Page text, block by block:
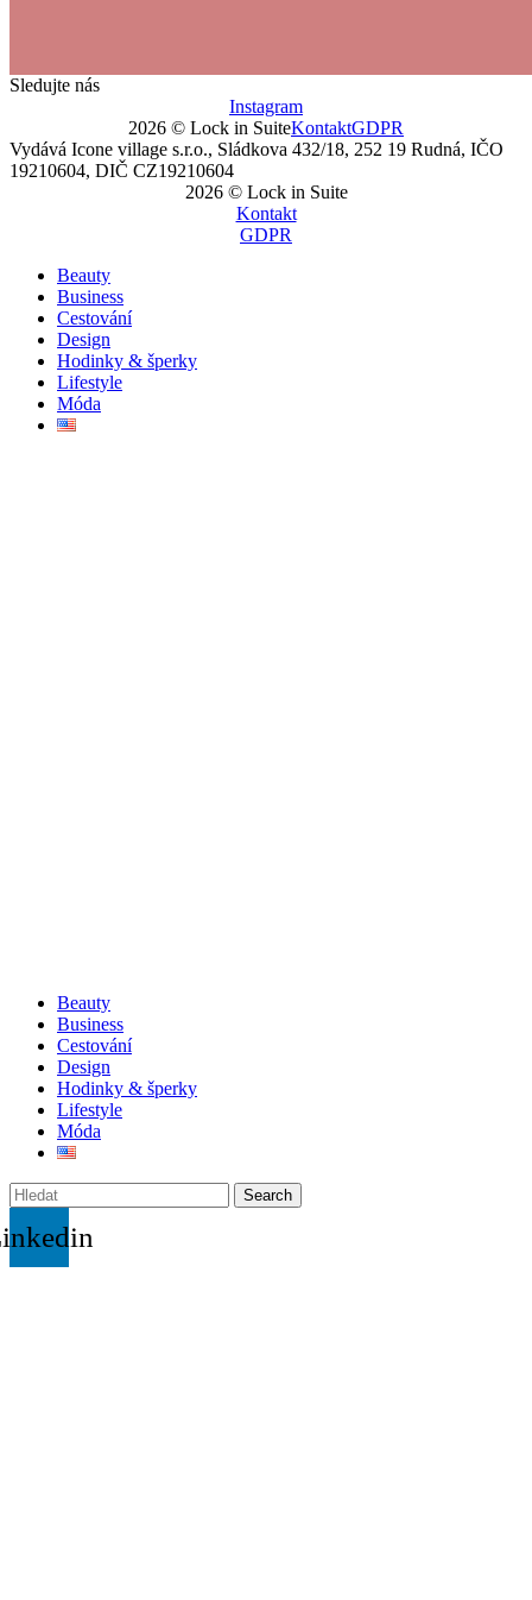
Sledujte nás
Instagram
2026 © Lock in SuiteKontaktGDPR
Vydává Icone village s.r.o., Sládkova 432/18, 252 19 Rudná, IČO
19210604, DIČ CZ19210604
2026 © Lock in Suite
Kontakt
GDPR
Beauty
Business
Cestování
Design
Hodinky & šperky
Lifestyle
Móda
Beauty
Business
Cestování
Design
Hodinky & šperky
Lifestyle
Móda
Search